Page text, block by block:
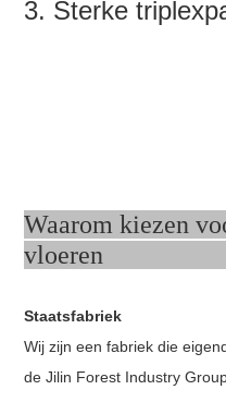
3. Sterke
Waarom kiezen
vloeren
Staatsfabriek
Wij zijn een fabriek die
de Jilin Forest Industry